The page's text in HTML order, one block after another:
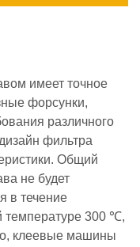
имеет точное
форсунки,
различного
фильтра
Общий
не будет
в течение
температуре 300 ℃,
клеевые машины